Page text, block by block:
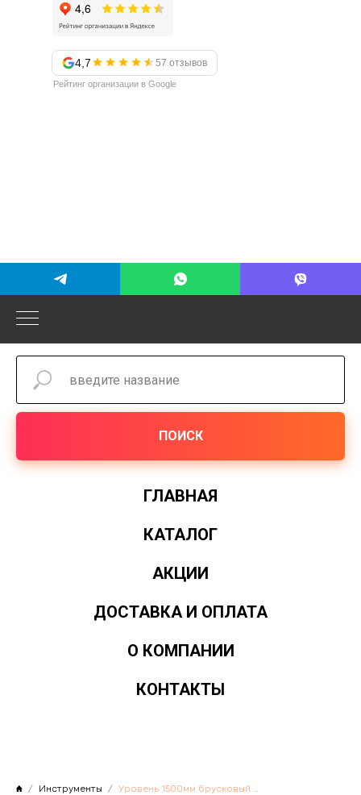
4,7 57 отзывов
Рейтинг организации в Google
ПОИСК
ГЛАВНАЯ
КАТАЛОГ
АКЦИИ
ДОСТАВКА И ОПЛАТА
О КОМПАНИИ
КОНТАКТЫ
Инструменты